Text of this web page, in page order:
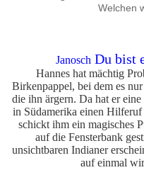
Welchen
Janosch Du bist
Hannes hat mächtig
Birkenpappel, bei dem es
die ihn ärgern. Da hat er
in Südamerika einen
schickt ihm ein magisches
auf die Fensterbank
unsichtbaren Indianer
auf einmal